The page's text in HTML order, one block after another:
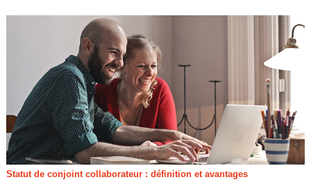
Statut de conjoint collaborateur : définition et avantages